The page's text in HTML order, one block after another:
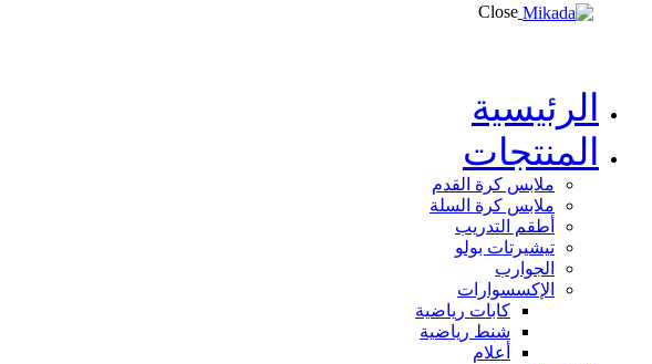
Close
الرئيسية
المنتجات
ملابس كرة القدم
ملابس كرة السلة
أطقم التدريب
تيشيرتات بولو
الجوارب
الإكسسوارات
كابات رياضية
شنط رياضية
أعلام